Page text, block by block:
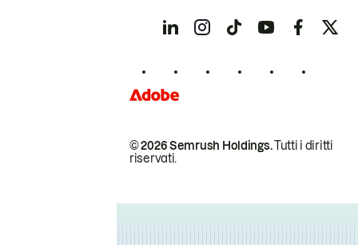
© 2026 Semrush Holdings.Tutti i diritti
riservati.